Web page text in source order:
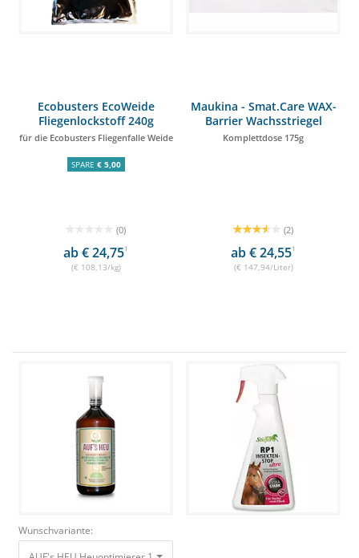
Ecobusters EcoWeide
Fliegenlockstoff 240g
für die Ecobusters Fliegenfalle Weide
SPARE € 5,00
(0)
ab € 24,751
(€ 108,13/kg)
Maukina - Smat.Care WAX-
Barrier Wachsstriegel
Komplettdose 175g
(2)
ab € 24,551
(€ 147,94/Liter)
Wunschvariante: